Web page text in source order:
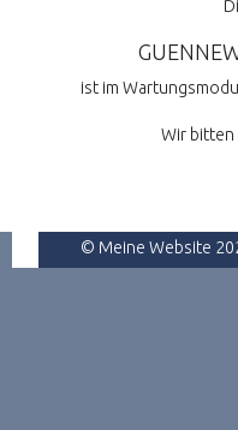
ist im
Wir bitten
© Meine Website